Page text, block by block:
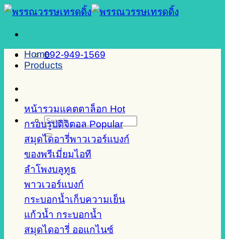
Skip
content
092-949-1569
Search
for:
Home
Products
หน้ารวมแคตตาล็อก
กรอบรูปดิจิตอล
สมุดไดอารี่พาวเวอร์แบงก์
ของพรีเมี่ยมไอที
ลำโพงบลูทูธ
พาวเวอร์แบงก์
กระบอกน้ำเก็บความเย็น
แก้วน้ำ กระบอกน้ำ
สมุดไดอารี่ ออแกไนซ์